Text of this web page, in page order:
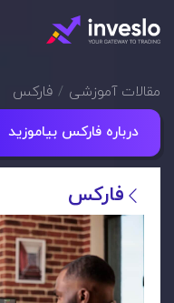
مقالات آموزشی فارکس
درباره فارکس بیاموزید
فارکس